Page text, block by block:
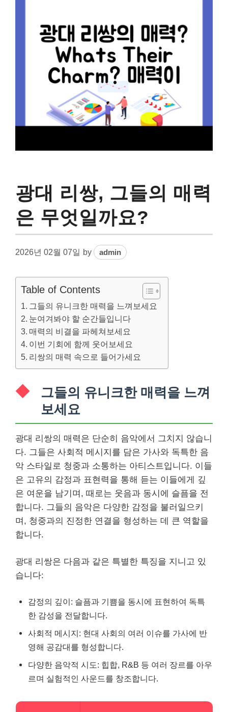
광대 리쌍, 그들의 매력
은 무엇일까요?
2026년 02월 07일 by admin
Table of Contents
그들의 유니크한 매력을 느껴보세요
눈여겨봐야 할 순간들입니다
매력의 비결을 파헤쳐보세요
이번 기회에 함께 웃어보세요
리쌍의 매력 속으로 들어가세요
그들의 유니크한 매력을 느껴
보세요
광대 리쌍의 매력은 단순히 음악에서 그치지 않습니
다. 그들은 사회적 메시지를 담은 가사와 독특한 음
악 스타일로 청중과 소통하는 아티스트입니다. 이들
은 고유의 감정과 표현력을 통해 듣는 이들에게 깊
은 여운을 남기며, 때로는 웃음과 동시에 슬픔을 전
합니다. 그들의 음악은 다양한 감정을 불러일으키
며, 청중과의 진정한 연결을 형성하는 데 큰 역할을
합니다.
광대 리쌍은 다음과 같은 특별한 특징을 지니고 있
습니다:
감정의 깊이: 슬픔과 기쁨을 동시에 표현하여 독특
한 감성을 전달합니다.
사회적 메시지: 현대 사회의 여러 이슈를 가사에 반
영해 공감대를 형성합니다.
다양한 음악적 시도: 힙합, R&B 등 여러 장르를 아우
르며 실험적인 사운드를 창조합니다.